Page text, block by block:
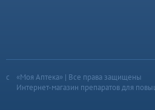
«Моя Аптека» | Все права защищены
Интернет-магазин препаратов для